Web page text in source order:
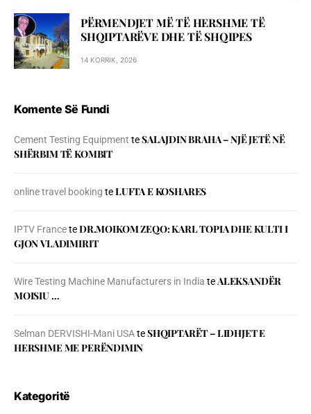
PËRMENDJET MË TË HERSHME TË
SHQIPTARËVE DHE TË SHQIPES
14 KORRIK, 2026
Komente Së Fundi
Cement Testing Equipment teSALAJDIN BRAHA – NJЁ JETЁ NЁ
SHЁRBIM TЁ KOMBIT
online travel booking teLUFTA E KOSHARES
IPTV FranceteDR.MOIKOM ZEQO: KARL TOPIA DHE KULTI I
GJON VLADIMIRIT
Wire Testing Machine Manufacturers in India teALEKSANDËR
MOISIU …
Selman DERVISHI-Mani USAteSHQIPTARËT – LIDHJET E
HERSHME ME PERËNDIMIN
Kategoritë